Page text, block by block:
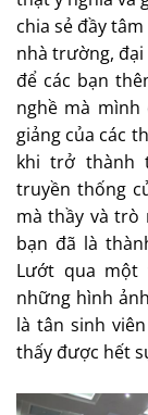
chia sẻ đầy
nhà trường,
để các bạn
nghề mà
giảng của các
khi trở thành
truyền thống
mà thầy và trò
bạn đã là
Lướt qua một
những hình
là tân sinh
thấy được hết